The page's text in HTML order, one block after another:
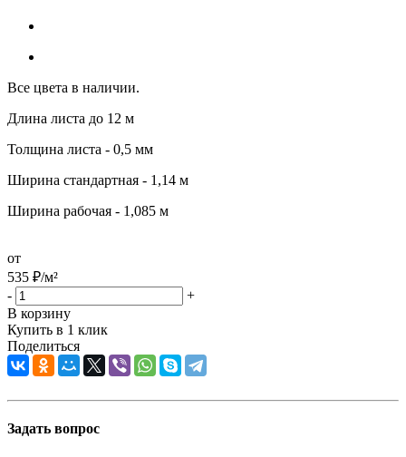
Все цвета в наличии.
Длина листа до 12 м
Толщина листа - 0,5 мм
Ширина стандартная - 1,14 м
Ширина рабочая - 1,085 м
от
535 ₽/м²
-
+
В корзину
Купить в 1 клик
Поделиться
Задать вопрос